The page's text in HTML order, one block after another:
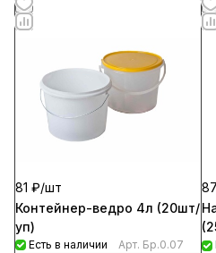
81 ₽/шт
Контейнер-ведро 4л (20шт/
уп)
Есть в наличии Арт. Бр.0.07